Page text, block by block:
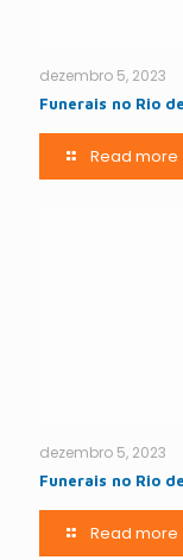
dezembro 5, 2023
Funerais no Rio
Read more
dezembro 5, 2023
Funerais no Rio
Read more